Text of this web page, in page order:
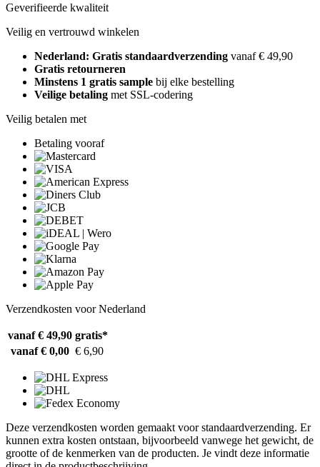
Geverifieerde kwaliteit
Veilig en vertrouwd winkelen
Nederland: Gratis standaardverzending vanaf € 49,90
Gratis retourneren
Minstens 1 gratis sample bij elke bestelling
Veilige betaling met SSL-codering
Veilig betalen met
Betaling vooraf
Verzendkosten voor Nederland
vanaf € 49,90 gratis*
vanaf € 0,00 € 6,90
Deze verzendkosten worden gemaakt voor standaardverzending. Er
kunnen extra kosten ontstaan, bijvoorbeeld vanwege het gewicht, de
grootte of de kenmerken van de producten. Je vindt deze informatie